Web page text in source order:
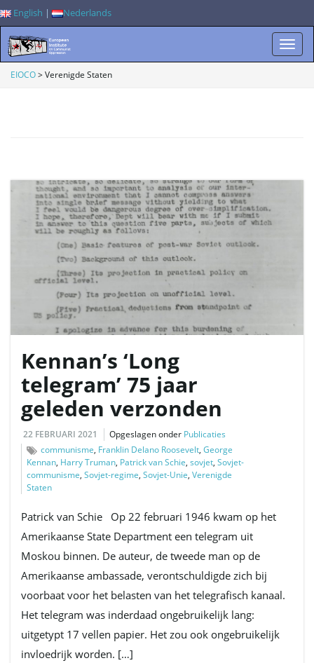
English | Nederlands
EIOCO>Verenigde Staten
Kennan’s ‘Long
telegram’ 75 jaar
geleden verzonden
22 FEBRUARI 2021 Opgeslagen onder Publicaties
communisme, Franklin Delano Roosevelt, George
Kennan, Harry Truman, Patrick van Schie, sovjet, Sovjet-
communisme, Sovjet-regime, Sovjet-Unie, Verenigde
Staten
Patrick van Schie Op 22 februari 1946 kwam op het
Amerikaanse State Department een telegram uit
Moskou binnen. De auteur, de tweede man op de
Amerikaanse ambassade, verontschuldigde zich bij
voorbaat voor het belasten van het telegrafisch kanaal.
Het telegram was inderdaad ongebruikelijk lang:
uitgetypt 17 vellen papier. Het zou ook ongebruikelijk
invloedrijk worden. […]